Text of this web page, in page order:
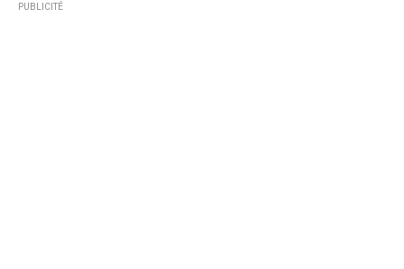
PUBLICITÉ